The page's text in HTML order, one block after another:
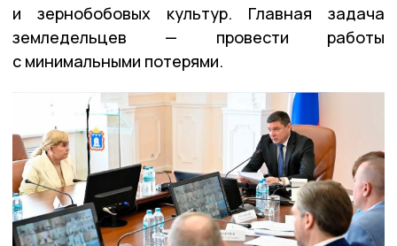
и зернобобовых культур. Главная задача
земледельцев — провести работы
с минимальными потерями.